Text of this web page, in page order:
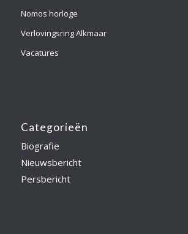
Nomos horloge
Verlovingsring Alkmaar
Vacatures
Categorieën
Biografie
Nieuwsbericht
Persbericht